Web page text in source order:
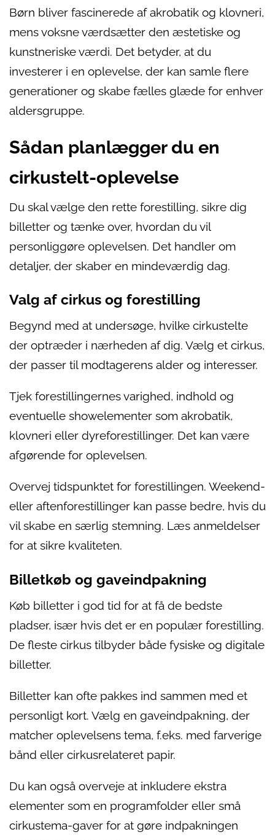
Børn bliver fascinerede af akrobatik og klovneri,
mens voksne værdsætter den æstetiske og
kunstneriske værdi. Det betyder, at du
investerer i en oplevelse, der kan samle flere
generationer og skabe fælles glæde for enhver
aldersgruppe.
Sådan planlægger du en
cirkustelt-oplevelse
Du skal vælge den rette forestilling, sikre dig
billetter og tænke over, hvordan du vil
personliggøre oplevelsen. Det handler om
detaljer, der skaber en mindeværdig dag.
Valg af cirkus og forestilling
Begynd med at undersøge, hvilke cirkustelte
der optræder i nærheden af dig. Vælg et cirkus,
der passer til modtagerens alder og interesser.
Tjek forestillingernes varighed, indhold og
eventuelle showelementer som akrobatik,
klovneri eller dyreforestillinger. Det kan være
afgørende for oplevelsen.
Overvej tidspunktet for forestillingen. Weekend-
eller aftenforestillinger kan passe bedre, hvis du
vil skabe en særlig stemning. Læs anmeldelser
for at sikre kvaliteten.
Billetkøb og gaveindpakning
Køb billetter i god tid for at få de bedste
pladser, især hvis det er en populær forestilling.
De fleste cirkus tilbyder både fysiske og digitale
billetter.
Billetter kan ofte pakkes ind sammen med et
personligt kort. Vælg en gaveindpakning, der
matcher oplevelsens tema, f.eks. med farverige
bånd eller cirkusrelateret papir.
Du kan også overveje at inkludere ekstra
elementer som en programfolder eller små
cirkustema-gaver for at gøre indpakningen